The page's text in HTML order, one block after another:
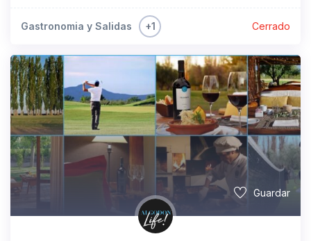
Gastronomia y Salidas +1 Cerrado
Guardar